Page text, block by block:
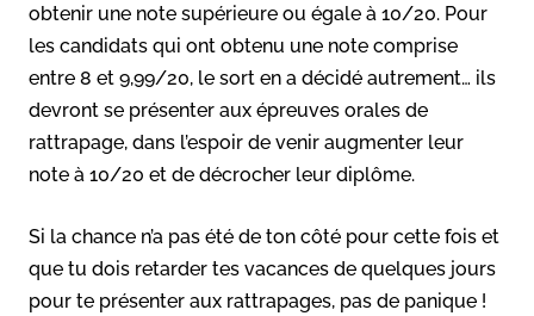
obtenir une note supérieure ou égale à 10/20. Pour
les candidats qui ont obtenu une note comprise
entre 8 et 9,99/20, le sort en a décidé autrement… ils
devront se présenter aux épreuves orales de
rattrapage, dans l’espoir de venir augmenter leur
note à 10/20 et de décrocher leur diplôme.
Si la chance n’a pas été de ton côté pour cette fois et
que tu dois retarder tes vacances de quelques jours
pour te présenter aux rattrapages, pas de panique !